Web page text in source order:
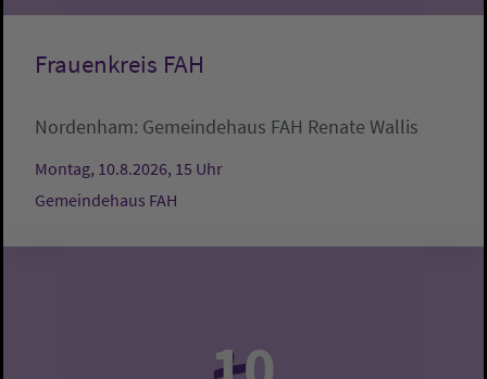
Frauenkreis FAH
Nordenham: Gemeindehaus FAH Renate Wallis
Montag, 10.8.2026, 15 Uhr
Gemeindehaus FAH